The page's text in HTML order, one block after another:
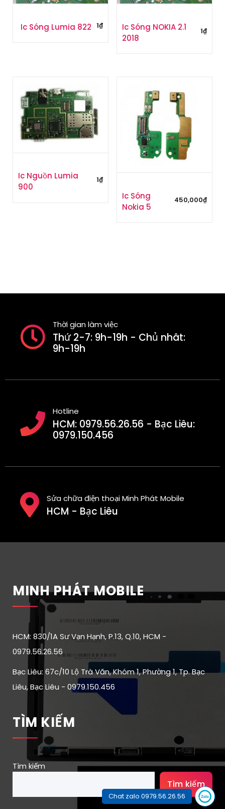
Ic Sóng Lumia 822 1₫
Ic Sóng NOKIA 2.1
2018
1₫
Ic Nguồn Lumia
900
1₫
Ic Sóng
Nokia 5
450,000₫
Thời gian làm việc
Thứ 2-7: 9h-19h - Chủ nhât:
9h-19h
Hotline
HCM: 0979.56.26.56 - Bạc Liêu:
0979.150.456
Sửa chữa điện thoại Minh Phát Mobile
HCM - Bạc Liêu
MINH PHÁT MOBILE
HCM: 830/1A Sư Vạn Hạnh, P.13, Q.10, HCM -
0979.56.26.56
Bạc Liêu: 67c/10 Lộ Trà Văn, Khóm 1, Phường 1, Tp. Bạc
Liêu, Bạc Liêu - 0979.150.456
TÌM KIẾM
Tìm kiếm
Tìm kiếm
Chat zalo 0979.56.26.56